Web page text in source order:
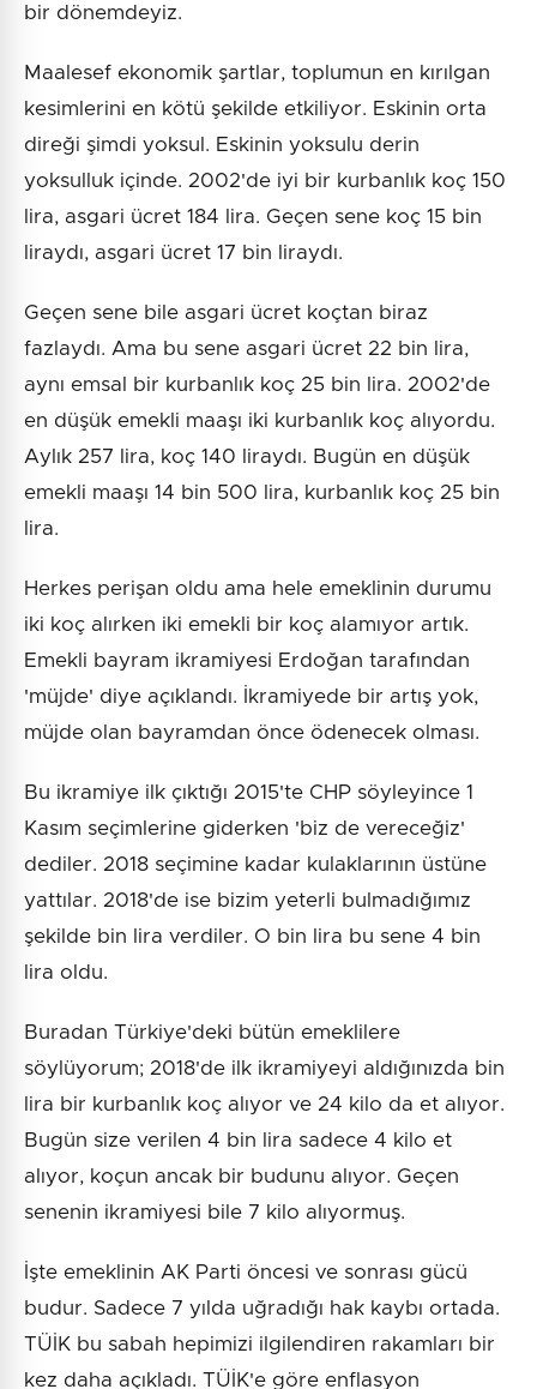
bir dönemdeyiz.
Maalesef ekonomik şartlar, toplumun en kırılgan
kesimlerini en kötü şekilde etkiliyor. Eskinin orta
direği şimdi yoksul. Eskinin yoksulu derin
yoksulluk içinde. 2002'de iyi bir kurbanlık koç 150
lira, asgari ücret 184 lira. Geçen sene koç 15 bin
liraydı, asgari ücret 17 bin liraydı.
Geçen sene bile asgari ücret koçtan biraz
fazlaydı. Ama bu sene asgari ücret 22 bin lira,
aynı emsal bir kurbanlık koç 25 bin lira. 2002'de
en düşük emekli maaşı iki kurbanlık koç alıyordu.
Aylık 257 lira, koç 140 liraydı. Bugün en düşük
emekli maaşı 14 bin 500 lira, kurbanlık koç 25 bin
lira.
Herkes perişan oldu ama hele emeklinin durumu
iki koç alırken iki emekli bir koç alamıyor artık.
Emekli bayram ikramiyesi Erdoğan tarafından
'müjde' diye açıklandı. İkramiyede bir artış yok,
müjde olan bayramdan önce ödenecek olması.
Bu ikramiye ilk çıktığı 2015'te CHP söyleyince 1
Kasım seçimlerine giderken 'biz de vereceğiz'
dediler. 2018 seçimine kadar kulaklarının üstüne
yattılar. 2018'de ise bizim yeterli bulmadığımız
şekilde bin lira verdiler. O bin lira bu sene 4 bin
lira oldu.
Buradan Türkiye'deki bütün emeklilere
söylüyorum; 2018'de ilk ikramiyeyi aldığınızda bin
lira bir kurbanlık koç alıyor ve 24 kilo da et alıyor.
Bugün size verilen 4 bin lira sadece 4 kilo et
alıyor, koçun ancak bir budunu alıyor. Geçen
senenin ikramiyesi bile 7 kilo alıyormuş.
İşte emeklinin AK Parti öncesi ve sonrası gücü
budur. Sadece 7 yılda uğradığı hak kaybı ortada.
TÜİK bu sabah hepimizi ilgilendiren rakamları bir
kez daha açıkladı. TÜİK'e göre enflasyon